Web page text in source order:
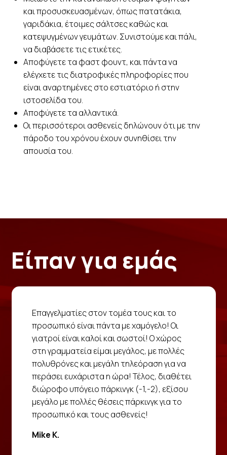
και προσυσκευασμένων, όπως πατατάκια,
γαριδάκια, έτοιμες σάλτσες καθώς και
κατεψυγμένων γευμάτων. Συνιστούμε και πάλι,
να διαβάσετε τις ετικέτες.
Αποφύγετε τα φαστ φουντ, και πάντα να
ελέγχετε τις διατροφικές πληροφορίες που
είναι αναρτημένες στο εστιατόριο ή στην
ιστοσελίδα του.
Αποφύγετε τα αλλαντικά.
Οι περισσότεροι ασθενείς δηλώνουν ότι με την
πάροδο του χρόνου έχουν συνηθίσει την
απουσία του.
Είπαν για εμάς
Επαγγελματίες στον τομέα τους και το
προσωπικό είναι πάντα με χαμόγελο! Οι
γιατροί είναι καλοί και σωστοί! Ο χώρος
στη γραμματεία είμαι μεγάλος, με πολλές
πολυθρόνες και μεγάλη τηλεόραση για να
περάσει ευχάριστα η ώρα! Τέλος, διαθέτει
διώροφο υπόγειο πάρκινγκ (-1,-2), εξίσου
μεγάλο με πολλές θέσεις πάρκινγκ για το
προσωπικό και τους ασθενείς!
Mike K.